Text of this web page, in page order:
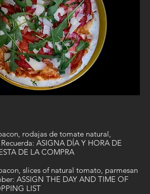
rodajas de tomate natural,
ASIGNA DÍA Y HORA DE
DE LA COMPRA
slices of natural tomato, parmesan
ASSIGN THE DAY AND TIME OF
LIST